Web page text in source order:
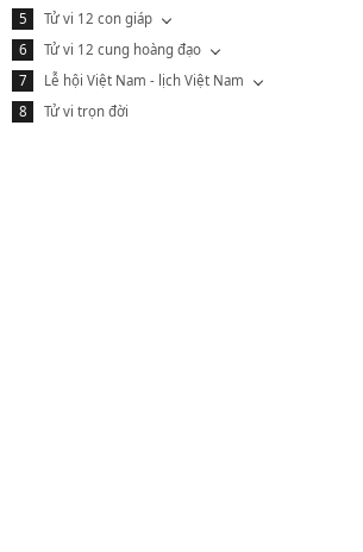
Tử vi 12 con giáp
Tử vi 12 cung hoàng đạo
Lễ hội Việt Nam - lịch Việt Nam
Tử vi trọn đời